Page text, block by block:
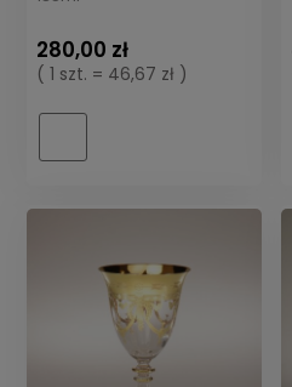
280,00 zł
( 1 szt. = 46,67 zł )